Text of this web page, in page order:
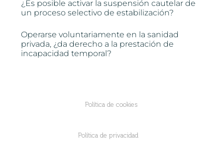
¿Es posible activar la suspensión cautelar de
un proceso selectivo de estabilización?
Operarse voluntariamente en la sanidad
privada, ¿da derecho a la prestación de
incapacidad temporal?
Política de cookies
Política de privacidad